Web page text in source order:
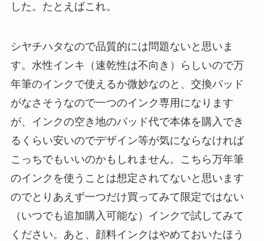
した。たとえばこれ。
シヤチハタなので品質的には問題ないと思いま
す。水性インキ（速乾性は不向き）らしいので万
年筆のインクで使えるか微妙なのと、交換パッド
がなさそうなので一つのインク専用になります
が、インクの空き地のパッド代で本体を購入でき
るくらい安いのでデザイン等が気にならなければ
こっちでもいいのかもしれません。こちら万年筆
のインクを使うことは想定されてないと思います
のでとりあえず一つだけ買ってみて限定ではない
（いつでも追加購入可能な）インクで試してみて
ください。あと、顔料インクはやめておいたほう